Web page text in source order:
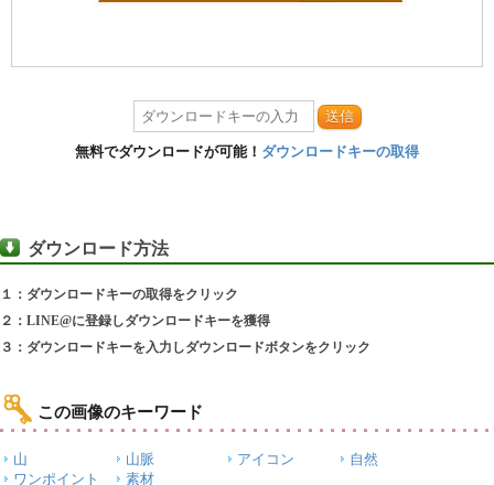
送信
無料でダウンロードが可能！ ダウンロードキーの取得
ダウンロード方法
１：ダウンロードキーの取得をクリック
２：LINE@に登録しダウンロードキーを獲得
３：ダウンロードキーを入力しダウンロードボタンをクリック
この画像のキーワード
山 山脈 アイコン
自然
ワンポイント
素材